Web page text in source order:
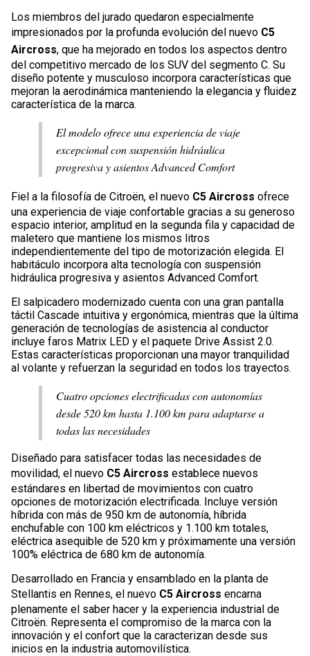
Los miembros del jurado quedaron especialmente
impresionados por la profunda evolución del nuevo C5
Aircross, que ha mejorado en todos los aspectos dentro
del competitivo mercado de los SUV del segmento C. Su
diseño potente y musculoso incorpora características que
mejoran la aerodinámica manteniendo la elegancia y fluidez
característica de la marca.
El modelo ofrece una experiencia de viaje
excepcional con suspensión hidráulica
progresiva y asientos Advanced Comfort
Fiel a la filosofía de Citroën, el nuevo C5 Aircross ofrece
una experiencia de viaje confortable gracias a su generoso
espacio interior, amplitud en la segunda fila y capacidad de
maletero que mantiene los mismos litros
independientemente del tipo de motorización elegida. El
habitáculo incorpora alta tecnología con suspensión
hidráulica progresiva y asientos Advanced Comfort.
El salpicadero modernizado cuenta con una gran pantalla
táctil Cascade intuitiva y ergonómica, mientras que la última
generación de tecnologías de asistencia al conductor
incluye faros Matrix LED y el paquete Drive Assist 2.0.
Estas características proporcionan una mayor tranquilidad
al volante y refuerzan la seguridad en todos los trayectos.
Cuatro opciones electrificadas con autonomías
desde 520 km hasta 1.100 km para adaptarse a
todas las necesidades
Diseñado para satisfacer todas las necesidades de
movilidad, el nuevo C5 Aircross establece nuevos
estándares en libertad de movimientos con cuatro
opciones de motorización electrificada. Incluye versión
híbrida con más de 950 km de autonomía, híbrida
enchufable con 100 km eléctricos y 1.100 km totales,
eléctrica asequible de 520 km y próximamente una versión
100% eléctrica de 680 km de autonomía.
Desarrollado en Francia y ensamblado en la planta de
Stellantis en Rennes, el nuevo C5 Aircross encarna
plenamente el saber hacer y la experiencia industrial de
Citroën. Representa el compromiso de la marca con la
innovación y el confort que la caracterizan desde sus
inicios en la industria automovilística.